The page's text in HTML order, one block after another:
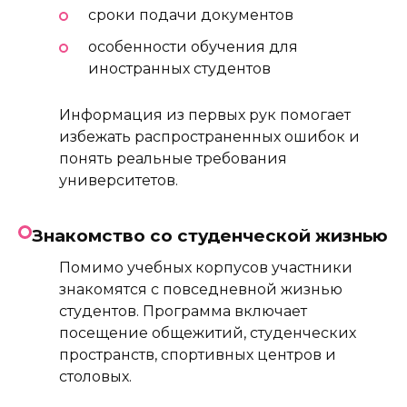
сроки подачи документов
особенности обучения для
иностранных студентов
Информация из первых рук помогает
избежать распространенных ошибок и
понять реальные требования
университетов.
Знакомство со студенческой жизнью
Помимо учебных корпусов участники
знакомятся с повседневной жизнью
студентов. Программа включает
посещение общежитий, студенческих
пространств, спортивных центров и
столовых.